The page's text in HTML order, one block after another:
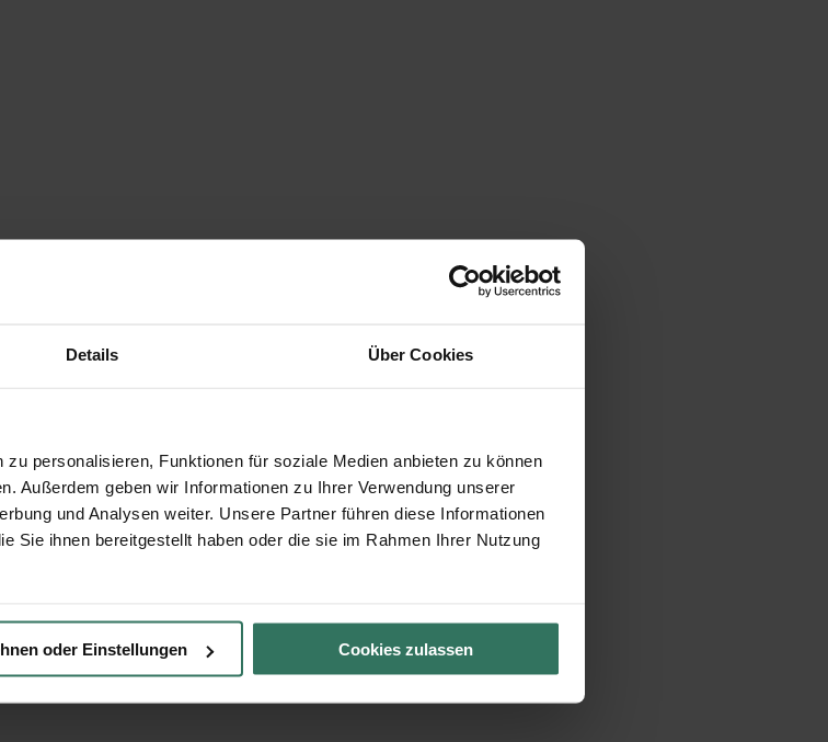
Details Über Cookies
personalisieren, Funktionen für soziale Medien anbieten zu können
Außerdem geben wir Informationen zu Ihrer Verwendung unserer
und Analysen weiter. Unsere Partner führen diese Informationen
Sie ihnen bereitgestellt haben oder die sie im Rahmen Ihrer Nutzung
oder Einstellungen Cookies zulassen